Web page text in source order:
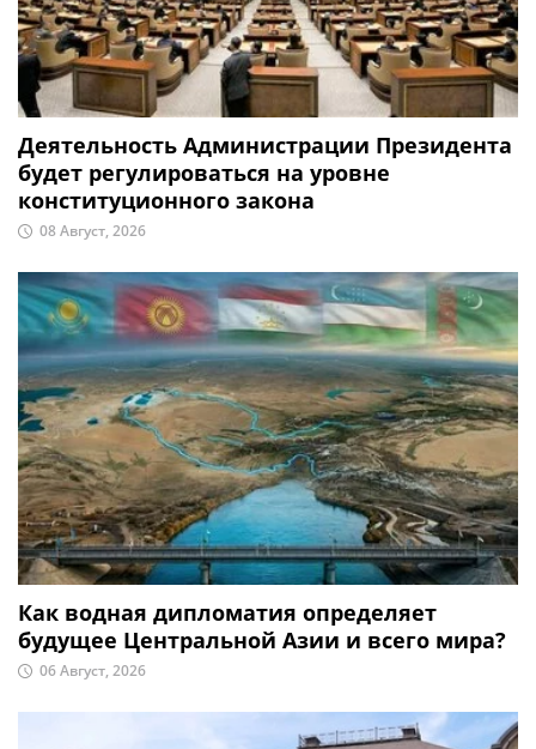
Деятельность Администрации Президента
будет регулироваться на уровне
конституционного закона
08 Август, 2026
Как водная дипломатия определяет
будущее Центральной Азии и всего мира?
06 Август, 2026